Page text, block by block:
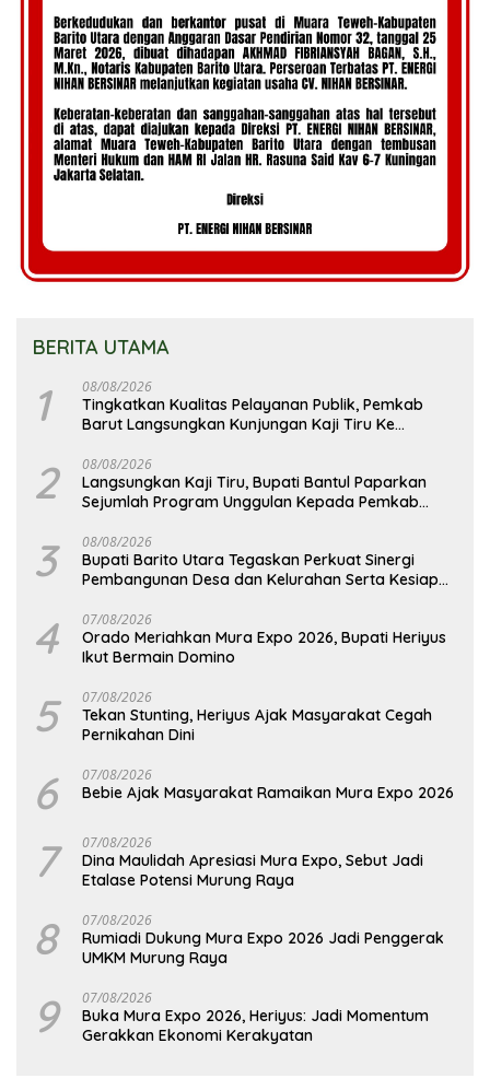
BERITA UTAMA
1 08/08/2026
Tingkatkan Kualitas Pelayanan Publik, Pemkab
Barut Langsungkan Kunjungan Kaji Tiru Ke
2 08/08/2026
Langsungkan Kaji Tiru, Bupati Bantul Paparkan
Sejumlah Program Unggulan Kepada Pemkab
3 08/08/2026
Bupati Barito Utara Tegaskan Perkuat Sinergi
Pembangunan Desa dan Kelurahan Serta Kesiapan
4 07/08/2026
Orado Meriahkan Mura Expo 2026, Bupati Heriyus
Ikut Bermain Domino
5 07/08/2026
Tekan Stunting, Heriyus Ajak Masyarakat Cegah
Pernikahan Dini
6 07/08/2026
Bebie Ajak Masyarakat Ramaikan Mura Expo 2026
7 07/08/2026
Dina Maulidah Apresiasi Mura Expo, Sebut Jadi
Etalase Potensi Murung Raya
8 07/08/2026
Rumiadi Dukung Mura Expo 2026 Jadi Penggerak
UMKM Murung Raya
9 07/08/2026
Buka Mura Expo 2026, Heriyus: Jadi Momentum
Gerakkan Ekonomi Kerakyatan